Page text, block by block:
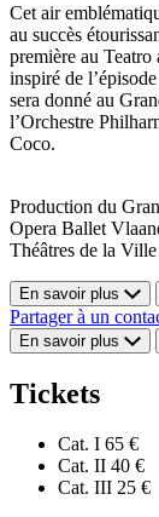
Cet air
au succès
première au Teatro
inspiré de
sera donné au
l’Orchestre
Coco.
Production du
Opera Ballet
Théâtres de la
En savoir plus
Partager à un
En savoir plus
Tickets
Cat. I 65 €
Cat. II 40 €
Cat. III 25 €